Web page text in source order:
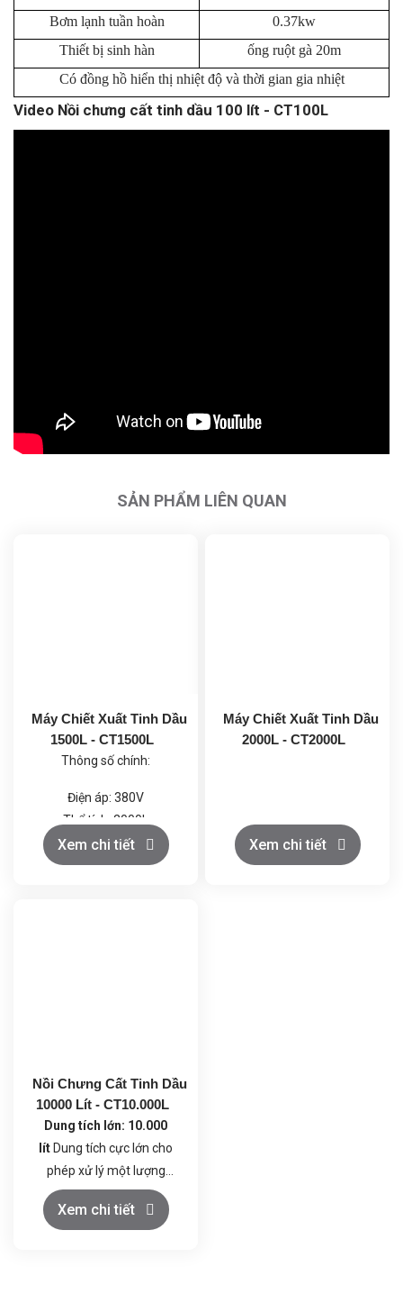
Bơm lạnh tuần hoàn
0.37kw
Thiết bị sinh hàn
ống ruột gà 20m
Có đồng hồ hiển thị nhiệt độ và thời gian gia nhiệt
Video Nồi chưng cất tinh dầu 100 lít - CT100L
SẢN PHẨM LIÊN QUAN
Máy Chiết Xuất Tinh Dầu
1500L - CT1500L
Thông số chính:
Điện áp: 380V
Thể tích: 2000L
Công suất: 27kW
Hệ thống làm mát: 1 cấp
Xem chi tiết
Máy Chiết Xuất Tinh Dầu
2000L - CT2000L
Xem chi tiết
Nồi Chưng Cất Tinh Dầu
10000 Lít - CT10.000L
Dung tích lớn: 10.000
lít Dung tích cực lớn cho
phép xử lý một lượng
nguyên liệu khổng lồ trong
mỗi lần chưng cất, đáp ứng
Chất liệu cao cấp Inox
304:Toàn bộ hệ thống
Xem chi tiết